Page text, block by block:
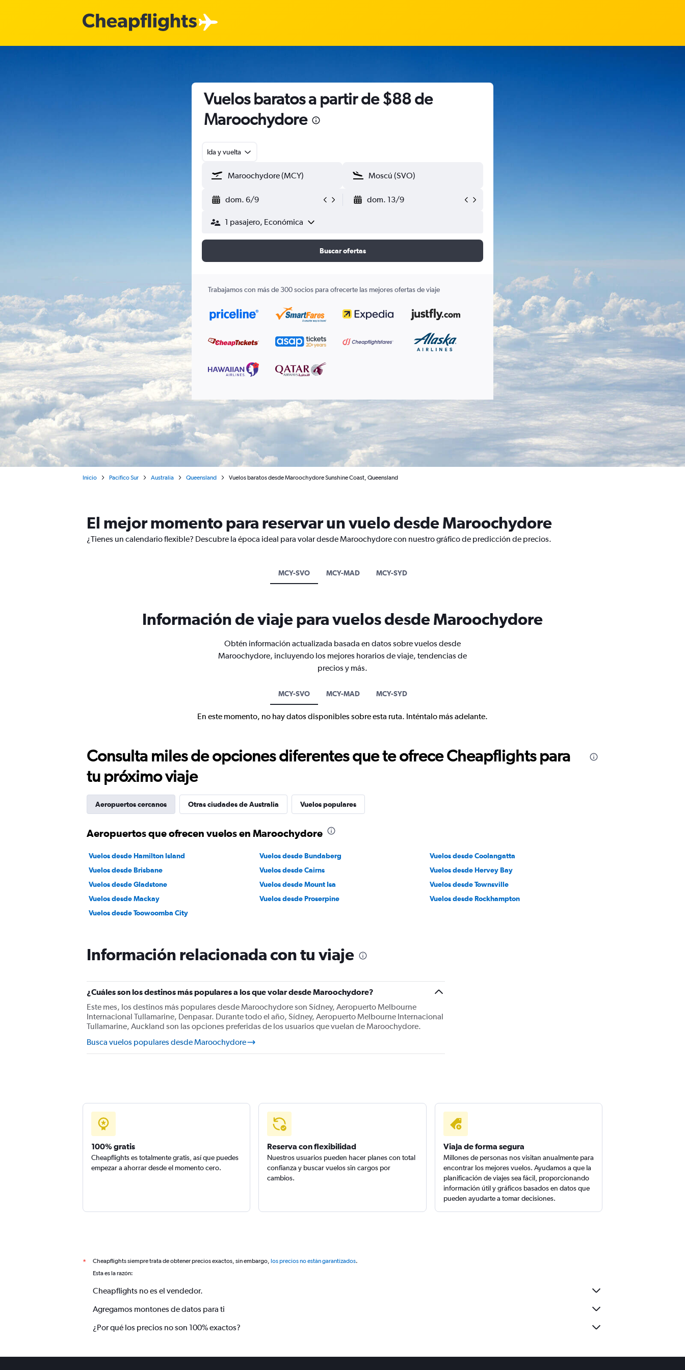
Vuelos baratos a partir de $88 de
Maroochydore
Ida y vuelta
dom. 6/9 dom. 13/9
1 pasajero, Económica
Buscar ofertas
Trabajamos con más de 300 socios para ofrecerte las mejores ofertas de viaje
Inicio Pacífico Sur Australia Queensland Vuelos baratos desde Maroochydore Sunshine Coast, Queensland
El mejor momento para reservar un vuelo desde Maroochydore
¿Tienes un calendario flexible? Descubre la época ideal para volar desde Maroochydore con nuestro gráfico de predicción de precios.
MCY-SVO MCY-MAD MCY-SYD
Información de viaje para vuelos desde Maroochydore
Obtén información actualizada basada en datos sobre vuelos desde
Maroochydore, incluyendo los mejores horarios de viaje, tendencias de
precios y más.
MCY-SVO MCY-MAD MCY-SYD
En este momento, no hay datos disponibles sobre esta ruta. Inténtalo más adelante.
Consulta miles de opciones diferentes que te ofrece Cheapflights para
tu próximo viaje
Aeropuertos cercanos Otras ciudades de Australia Vuelos populares
Aeropuertos que ofrecen vuelos en Maroochydore
Vuelos desde Hamilton Island Vuelos desde Bundaberg
Vuelos desde Coolangatta
Vuelos desde Brisbane
Vuelos desde Cairns
Vuelos desde Hervey Bay
Vuelos desde Gladstone
Vuelos desde Mount Isa
Vuelos desde Townsville
Vuelos desde Mackay
Vuelos desde Proserpine
Vuelos desde Rockhampton
Vuelos desde Toowoomba City
Información relacionada con tu viaje
¿Cuáles son los destinos más populares a los que volar desde Maroochydore?
Este mes, los destinos más populares desde Maroochydore son Sídney, Aeropuerto Melbourne
Internacional Tullamarine, Denpasar. Durante todo el año, Sídney, Aeropuerto Melbourne Internacional
Tullamarine, Auckland son las opciones preferidas de los usuarios que vuelan de Maroochydore.
Busca vuelos populares desde Maroochydore
100% gratis
Cheapflights es totalmente gratis, así que puedes
empezar a ahorrar desde el momento cero.
Reserva con flexibilidad
Nuestros usuarios pueden hacer planes con total
confianza y buscar vuelos sin cargos por
cambios.
Viaja de forma segura
Millones de personas nos visitan anualmente para
encontrar los mejores vuelos. Ayudamos a que la
planificación de viajes sea fácil, proporcionando
información útil y gráficos basados en datos que
pueden ayudarte a tomar decisiones.
* Cheapflights siempre trata de obtener precios exactos, sin embargo, los precios no están garantizados.
Esta es la razón:
Cheapflights no es el vendedor.
Agregamos montones de datos para ti
¿Por qué los precios no son 100% exactos?